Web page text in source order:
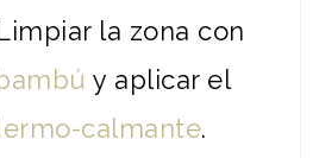
la zona con
y aplicar el
calmante.